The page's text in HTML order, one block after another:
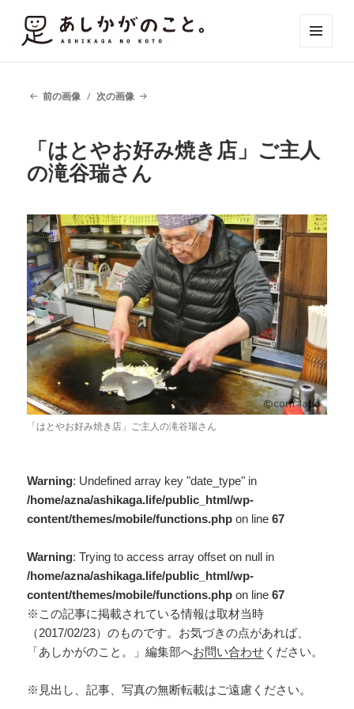
前の画像 次の画像
「はとやお好み焼き店」ご主人
の滝谷瑞さん
「はとやお好み焼き店」ご主人の滝谷瑞さん
Warning: Undefined array key "date_type" in
/home/azna/ashikaga.life/public_html/wp-
content/themes/mobile/functions.php on line67
Warning: Trying to access array offset on null in
/home/azna/ashikaga.life/public_html/wp-
content/themes/mobile/functions.php on line67
※この記事に掲載されている情報は取材当時
（2017/02/23）のものです。お気づきの点があれば、
「あしかがのこと。」編集部へお問い合わせ ください。
※見出し、記事、写真の無断転載はご遠慮ください。